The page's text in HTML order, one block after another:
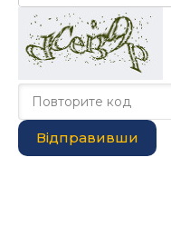
Відправивши